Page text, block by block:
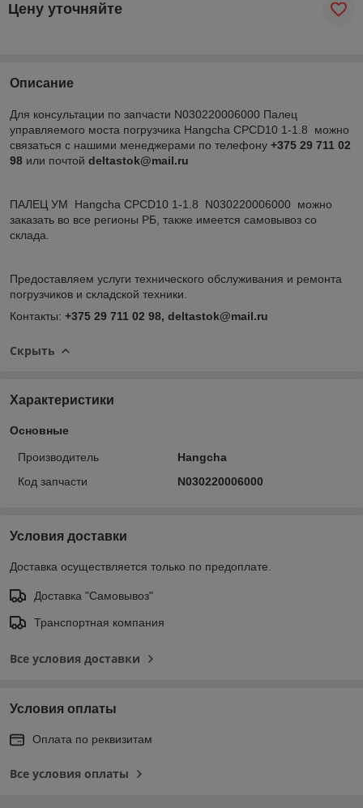
Цену уточняйте
Описание
Для консультации по запчасти N030220006000 Палец
управляемого моста погрузчика Hangcha CPCD10 1-1.8 можно
связаться с нашими менеджерами по телефону +375 29 711 02
98 или почтой deltastok@mail.ru
ПАЛЕЦ УМ Hangcha CPCD10 1-1.8 N030220006000 можно
заказать во все регионы РБ, также имеется самовывоз со
склада.
Предоставляем услуги технического обслуживания и ремонта
погрузчиков и складской техники.
Контакты: +375 29 711 02 98, deltastok@mail.ru
Скрыть
Характеристики
Основные
Производитель
Hangcha
Код запчасти
N030220006000
Условия доставки
Доставка осуществляется только по предоплате.
Доставка "Самовывоз"
Транспортная компания
Все условия доставки
Условия оплаты
Оплата по реквизитам
Все условия оплаты